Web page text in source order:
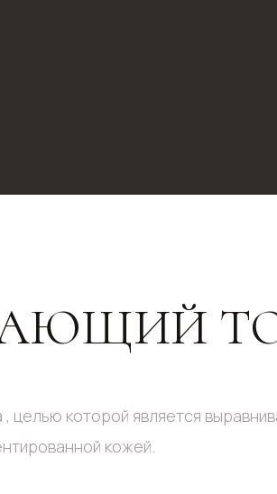
целью которой является
кожей.